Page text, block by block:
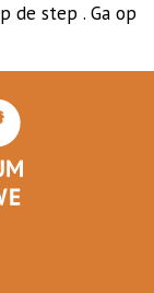
de step . Ga op